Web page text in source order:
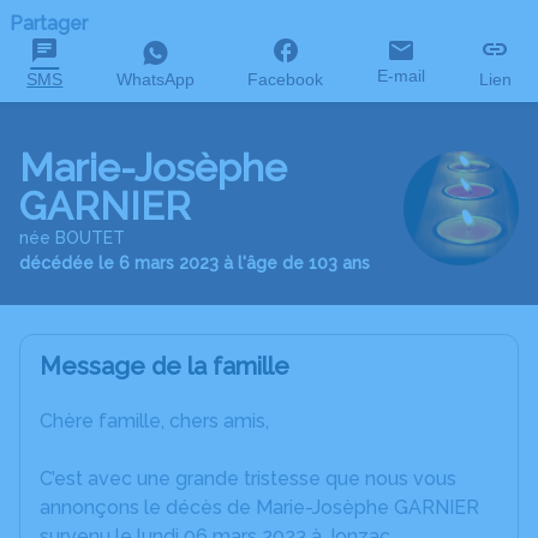
Partager
SMS WhatsApp Facebook E-mail Lien
Marie-Josèphe
GARNIER
née BOUTET
décédée le 6 mars 2023 à l'âge de 103 ans
Message de la famille
Chère famille, chers amis,
C’est avec une grande tristesse que nous vous
annonçons le décès de Marie-Josèphe GARNIER